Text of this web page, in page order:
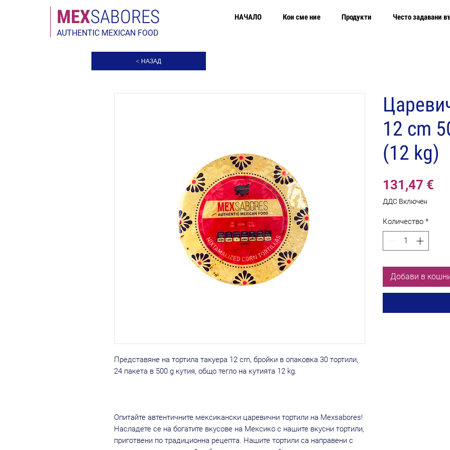
МЕXSABORES
AUTHENTIC MEXICAN FOOD
НАЧАЛО Кои сме ние Продукти Често задавани
< НАЗАД
Представяне на тортила такуера 12 cm, бройки в опаковка 30 тортили,
24 пакета в 500 g кутия, общо тегло на кутията 12 kg.
Опитайте автентичните мексикански царевични тортили на Mexsabores!
Насладете се на богатите вкусове на Мексико с нашите вкусни тортили,
приготвени по традиционна рецепта. Нашите тортили са направени с
12 cm
(12 kg)
131,47 €
ДДС Включен
Количество *
Добави в